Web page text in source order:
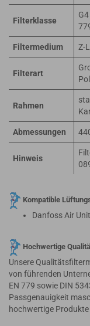
Filterklasse
Filtermedium Z-
Filterart
Rahmen
Abmessungen
Hinweis
Kompatible
Danfoss Air
Hochwertige
Unsere
von führenden
EN 779 sowie DIN
Passgenauigkeit
hochwertige